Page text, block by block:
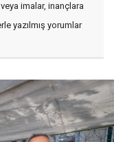
imalar, inançlara
yazılmış yorumlar